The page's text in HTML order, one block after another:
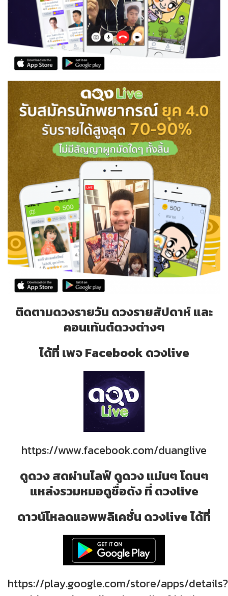
ติดตามดวงรายวัน ดวงรายสัปดาห์ และ
คอนเท้นต์ดวงต่างๆ
ได้ที่ เพจ Facebook ดวงlive
https://www.facebook.com/duanglive
ดูดวง สดผ่านไลฟ์ ดูดวง แม่นๆ โดนๆ
แหล่งรวมหมอดูชื่อดัง ที่ ดวงlive
ดาวน์โหลดแอพพลิเคชั่น ดวงlive ได้ที่
https://play.google.com/store/apps/details?